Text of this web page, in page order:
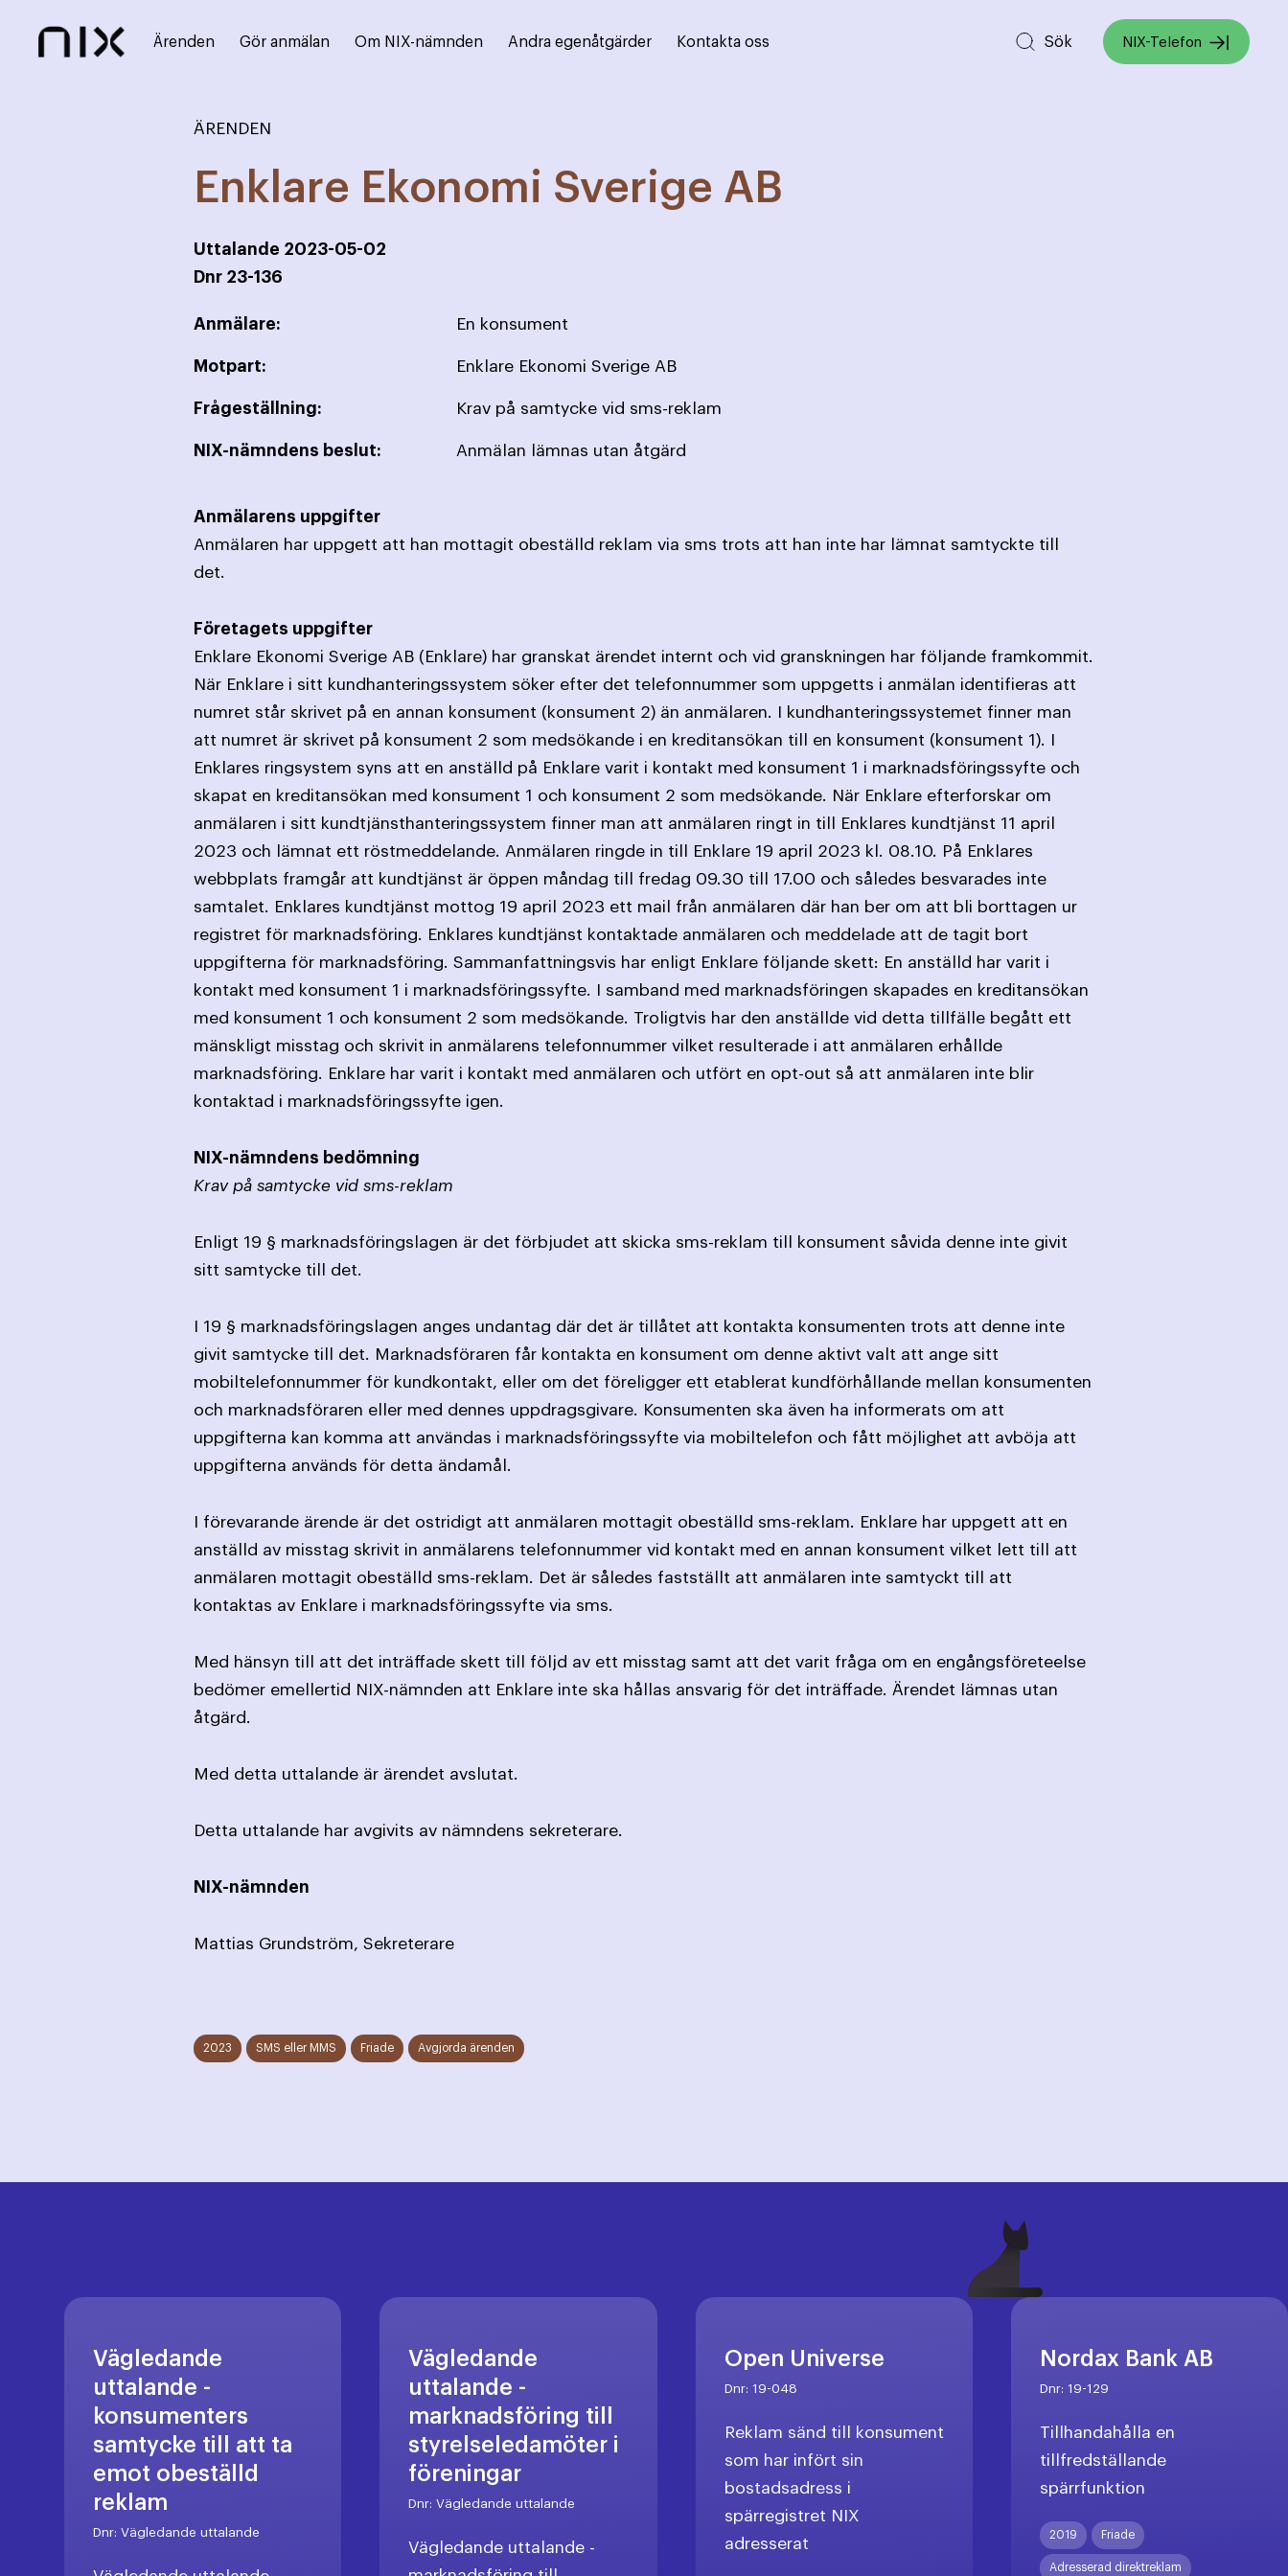
Ärenden Gör anmälan Om NIX-nämnden Andra egenåtgärder Kontakta oss Sök NIX-Telefon
ÄRENDEN
Enklare Ekonomi Sverige AB
Uttalande 2023-05-02
Dnr 23-136
Anmälare: En konsument
Motpart: Enklare Ekonomi Sverige AB
Frågeställning: Krav på samtycke vid sms-reklam
NIX-nämndens beslut: Anmälan lämnas utan åtgärd
Anmälarens uppgifter
Anmälaren har uppgett att han mottagit obeställd reklam via sms trots att han inte har lämnat samtyckte till
det.
Företagets uppgifter
Enklare Ekonomi Sverige AB (Enklare) har granskat ärendet internt och vid granskningen har följande framkommit.
När Enklare i sitt kundhanteringssystem söker efter det telefonnummer som uppgetts i anmälan identifieras att
numret står skrivet på en annan konsument (konsument 2) än anmälaren. I kundhanteringssystemet finner man
att numret är skrivet på konsument 2 som medsökande i en kreditansökan till en konsument (konsument 1). I
Enklares ringsystem syns att en anställd på Enklare varit i kontakt med konsument 1 i marknadsföringssyfte och
skapat en kreditansökan med konsument 1 och konsument 2 som medsökande. När Enklare efterforskar om
anmälaren i sitt kundtjänsthanteringssystem finner man att anmälaren ringt in till Enklares kundtjänst 11 april
2023 och lämnat ett röstmeddelande. Anmälaren ringde in till Enklare 19 april 2023 kl. 08.10. På Enklares
webbplats framgår att kundtjänst är öppen måndag till fredag 09.30 till 17.00 och således besvarades inte
samtalet. Enklares kundtjänst mottog 19 april 2023 ett mail från anmälaren där han ber om att bli borttagen ur
registret för marknadsföring. Enklares kundtjänst kontaktade anmälaren och meddelade att de tagit bort
uppgifterna för marknadsföring. Sammanfattningsvis har enligt Enklare följande skett: En anställd har varit i
kontakt med konsument 1 i marknadsföringssyfte. I samband med marknadsföringen skapades en kreditansökan
med konsument 1 och konsument 2 som medsökande. Troligtvis har den anställde vid detta tillfälle begått ett
mänskligt misstag och skrivit in anmälarens telefonnummer vilket resulterade i att anmälaren erhållde
marknadsföring. Enklare har varit i kontakt med anmälaren och utfört en opt-out så att anmälaren inte blir
kontaktad i marknadsföringssyfte igen.
NIX-nämndens bedömning
Krav på samtycke vid sms-reklam
Enligt 19 § marknadsföringslagen är det förbjudet att skicka sms-reklam till konsument såvida denne inte givit
sitt samtycke till det.
I 19 § marknadsföringslagen anges undantag där det är tillåtet att kontakta konsumenten trots att denne inte
givit samtycke till det. Marknadsföraren får kontakta en konsument om denne aktivt valt att ange sitt
mobiltelefonnummer för kundkontakt, eller om det föreligger ett etablerat kundförhållande mellan konsumenten
och marknadsföraren eller med dennes uppdragsgivare. Konsumenten ska även ha informerats om att
uppgifterna kan komma att användas i marknadsföringssyfte via mobiltelefon och fått möjlighet att avböja att
uppgifterna används för detta ändamål.
I förevarande ärende är det ostridigt att anmälaren mottagit obeställd sms-reklam. Enklare har uppgett att en
anställd av misstag skrivit in anmälarens telefonnummer vid kontakt med en annan konsument vilket lett till att
anmälaren mottagit obeställd sms-reklam. Det är således fastställt att anmälaren inte samtyckt till att
kontaktas av Enklare i marknadsföringssyfte via sms.
Med hänsyn till att det inträffade skett till följd av ett misstag samt att det varit fråga om en engångsföreteelse
bedömer emellertid NIX-nämnden att Enklare inte ska hållas ansvarig för det inträffade. Ärendet lämnas utan
åtgärd.
Med detta uttalande är ärendet avslutat.
Detta uttalande har avgivits av nämndens sekreterare.
NIX-nämnden
Mattias Grundström, Sekreterare
2023 SMS eller MMS Friade Avgjorda ärenden
Vägledande
uttalande -
konsumenters
samtycke till att ta
emot obeställd
reklam
Dnr:Vägledande uttalande
Vägledande
uttalande -
marknadsföring till
styrelseledamöter i
föreningar
Dnr:Vägledande uttalande
Vägledande uttalande -
Open Universe
Dnr: 19-048
Reklam sänd till konsument
som har infört sin
bostadsadress i
spärregistret NIX
adresserat
Nordax Bank AB
Dnr: 19-129
Tillhandahålla en
tillfredställande
spärrfunktion
2019 Friade
Adresserad direktreklam